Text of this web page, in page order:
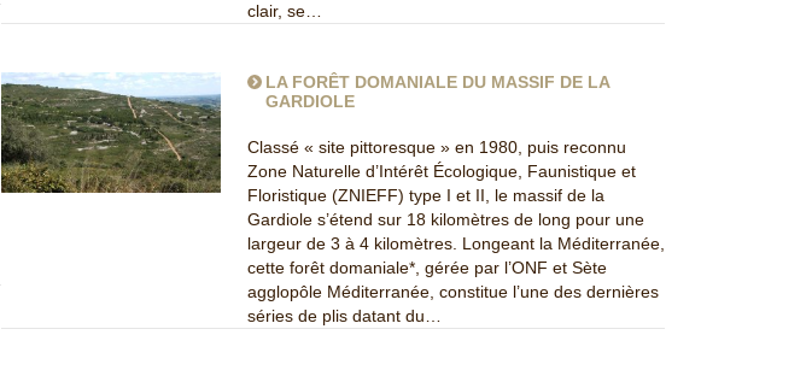
clair, se…
LA FORÊT DOMANIALE DU MASSIF DE LA
GARDIOLE
Classé « site pittoresque » en 1980, puis reconnu
Zone Naturelle d’Intérêt Écologique, Faunistique et
Floristique (ZNIEFF) type I et II, le massif de la
Gardiole s’étend sur 18 kilomètres de long pour une
largeur de 3 à 4 kilomètres. Longeant la Méditerranée,
cette forêt domaniale*, gérée par l’ONF et Sète
agglopôle Méditerranée, constitue l’une des dernières
séries de plis datant du…